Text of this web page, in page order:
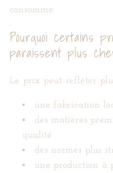
consomme.
Pourquoi certains
paraissent plus
Le prix peut refléter
une fabrication
des matières
qualité
des normes plus
une production à